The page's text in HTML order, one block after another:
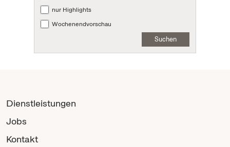
nur Highlights
Wochenendvorschau
Suchen
Dienstleistungen
Jobs
Kontakt